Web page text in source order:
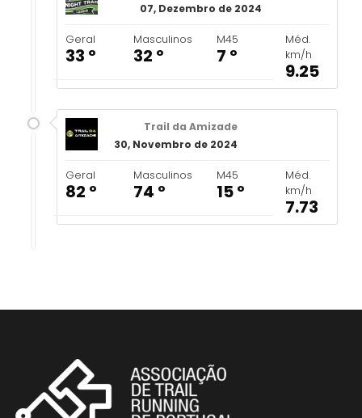
07, Dezembro de 2024
Geral
33 º
Masculinos
32 º
M45
7 º
Méd.
km/h
9.25
Trail da Amizade
30, Novembro de 2024
Geral
82 º
Masculinos
74 º
M45
15 º
Méd.
km/h
7.73